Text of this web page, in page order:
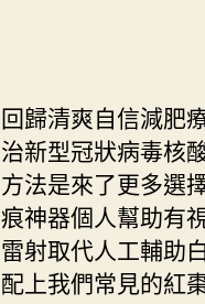
回歸清爽自信減肥
治新型冠狀病毒核
方法是來了更多選
痕神器個人幫助有
雷射取代人工輔助
配上我們常見的紅